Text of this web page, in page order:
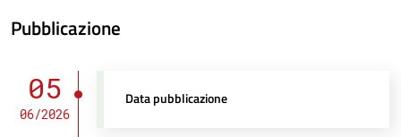
Pubblicazione
05
06/2026
Data pubblicazione